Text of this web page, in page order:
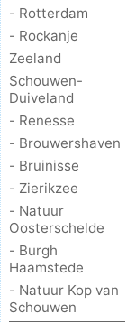
- Rotterdam
- Rockanje
Zeeland
Schouwen-
Duiveland
- Renesse
- Brouwershaven
- Bruinisse
- Zierikzee
- Natuur
Oosterschelde
- Burgh
Haamstede
- Natuur Kop van
Schouwen